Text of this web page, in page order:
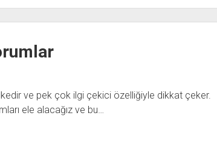
ve pek çok ilgi çekici özelliğiyle dikkat çeker.
ele alacağız ve bu…